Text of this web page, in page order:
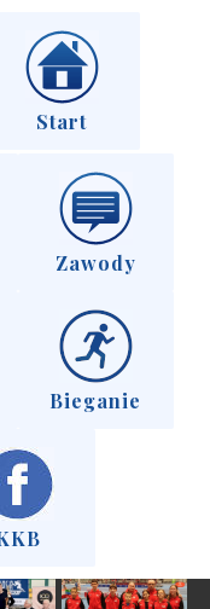
Start
Zawody
Bieganie